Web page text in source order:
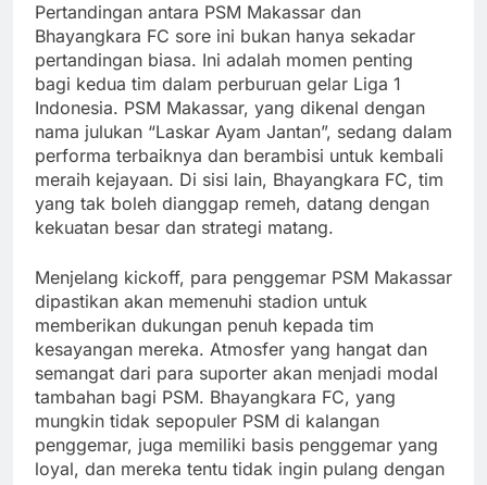
Pertandingan antara PSM Makassar dan
Bhayangkara FC sore ini bukan hanya sekadar
pertandingan biasa. Ini adalah momen penting
bagi kedua tim dalam perburuan gelar Liga 1
Indonesia. PSM Makassar, yang dikenal dengan
nama julukan “Laskar Ayam Jantan”, sedang dalam
performa terbaiknya dan berambisi untuk kembali
meraih kejayaan. Di sisi lain, Bhayangkara FC, tim
yang tak boleh dianggap remeh, datang dengan
kekuatan besar dan strategi matang.
Menjelang kickoff, para penggemar PSM Makassar
dipastikan akan memenuhi stadion untuk
memberikan dukungan penuh kepada tim
kesayangan mereka. Atmosfer yang hangat dan
semangat dari para suporter akan menjadi modal
tambahan bagi PSM. Bhayangkara FC, yang
mungkin tidak sepopuler PSM di kalangan
penggemar, juga memiliki basis penggemar yang
loyal, dan mereka tentu tidak ingin pulang dengan